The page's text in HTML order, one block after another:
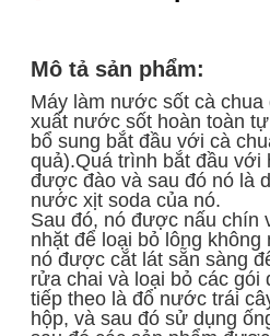
Mô tả sản phẩm:
Máy làm nước sốt cà chua
xuất nước sốt hoàn toàn
bổ sung bắt đầu với cà
quả).Quá trình bắt đầu với
được đào và sau đó nó là
nước xịt soda của nó.
Sau đó, nó được nấu chín
nhặt để loại bỏ lông không
nó được cắt lát sẵn sàng
rửa chai và loại bỏ các gói
tiếp theo là đổ nước trái
hộp, và sau đó sử dụng